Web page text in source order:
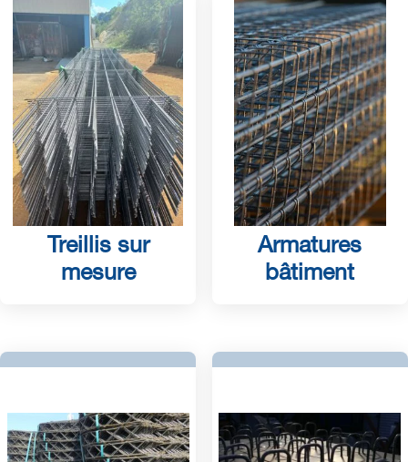
Treillis sur
mesure
Armatures
bâtiment